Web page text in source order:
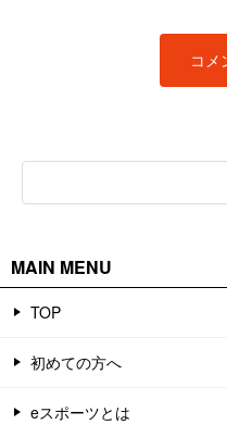
MAIN MENU
TOP
初めての方へ
eスポーツとは